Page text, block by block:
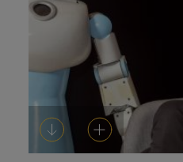
DescargarAñadir al carrito